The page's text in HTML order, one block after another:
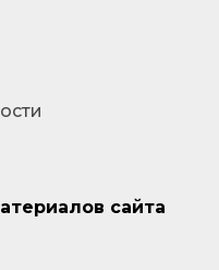
сайта